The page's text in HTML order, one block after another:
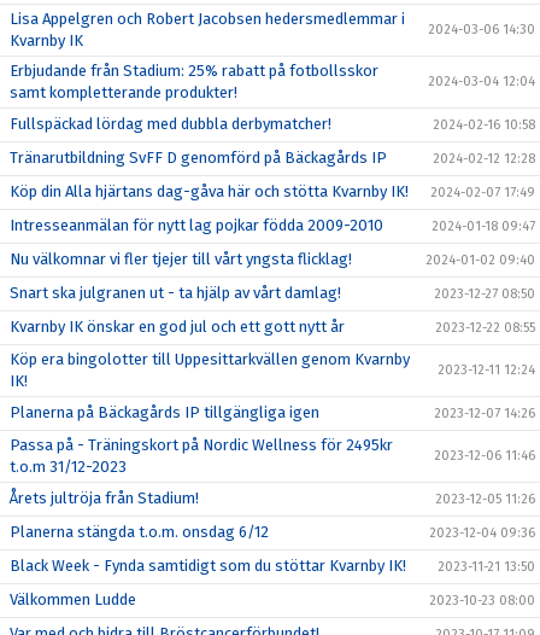
Lisa Appelgren och Robert Jacobsen hedersmedlemmar i
Kvarnby IK
2024-03-06 14:30
Erbjudande från Stadium: 25% rabatt på fotbollsskor
samt kompletterande produkter!
2024-03-04 12:04
Fullspäckad lördag med dubbla derbymatcher! 2024-02-16 10:58
Tränarutbildning SvFF D genomförd på Bäckagårds IP 2024-02-12 12:28
Köp din Alla hjärtans dag-gåva här och stötta Kvarnby IK! 2024-02-07 17:49
Intresseanmälan för nytt lag pojkar födda 2009-2010 2024-01-18 09:47
Nu välkomnar vi fler tjejer till vårt yngsta flicklag! 2024-01-02 09:40
Snart ska julgranen ut - ta hjälp av vårt damlag! 2023-12-27 08:50
Kvarnby IK önskar en god jul och ett gott nytt år 2023-12-22 08:55
Köp era bingolotter till Uppesittarkvällen genom Kvarnby
IK!
2023-12-11 12:24
Planerna på Bäckagårds IP tillgängliga igen 2023-12-07 14:26
Passa på - Träningskort på Nordic Wellness för 2495kr
t.o.m 31/12-2023
2023-12-06 11:46
Årets jultröja från Stadium! 2023-12-05 11:26
Planerna stängda t.o.m. onsdag 6/12 2023-12-04 09:36
Black Week - Fynda samtidigt som du stöttar Kvarnby IK! 2023-11-21 13:50
Välkommen Ludde 2023-10-23 08:00